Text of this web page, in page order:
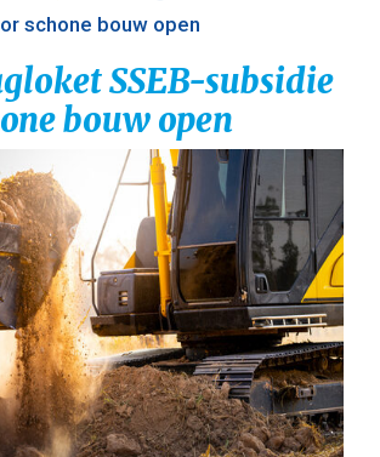
schone bouw open
SSEB-subsidie
bouw open